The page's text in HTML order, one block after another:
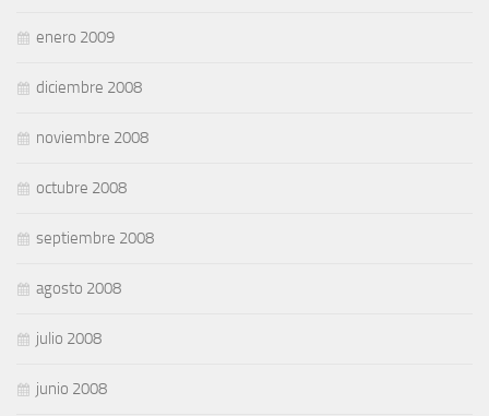
enero 2009
diciembre 2008
noviembre 2008
octubre 2008
septiembre 2008
agosto 2008
julio 2008
junio 2008